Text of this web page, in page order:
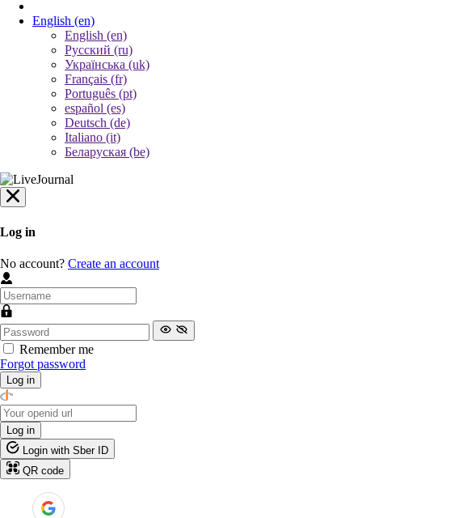
English (en)
English (en)
Русский (ru)
Українська (uk)
Français (fr)
Português (pt)
español (es)
Deutsch (de)
Italiano (it)
Беларуская (be)
Log in
No account? Create an account
Remember me
Forgot password
Log in
Log in
Login with Sber ID
QR code